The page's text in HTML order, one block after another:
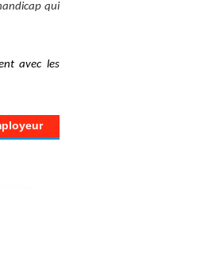
qui
avec les